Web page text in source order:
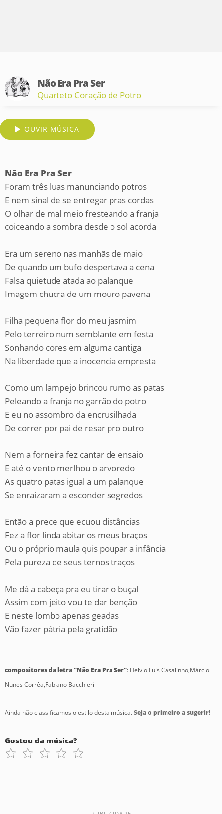
Não Era Pra Ser
Quarteto Coração de Potro
OUVIR MÚSICA
Não Era Pra Ser
Foram três luas manunciando potros
E nem sinal de se entregar pras cordas
O olhar de mal meio fresteando a franja
coiceando a sombra desde o sol acorda
Era um sereno nas manhãs de maio
De quando um bufo despertava a cena
Falsa quietude atada ao palanque
Imagem chucra de um mouro pavena
Filha pequena flor do meu jasmim
Pelo terreiro num semblante em festa
Sonhando cores em alguma cantiga
Na liberdade que a inocencia empresta
Como um lampejo brincou rumo as patas
Peleando a franja no garrão do potro
E eu no assombro da encrusilhada
De correr por pai de resar pro outro
Nem a forneira fez cantar de ensaio
E até o vento merlhou o arvoredo
As quatro patas igual a um palanque
Se enraizaram a esconder segredos
Então a prece que ecuou distâncias
Fez a flor linda abitar os meus braços
Ou o próprio maula quis poupar a infância
Pela pureza de seus ternos traços
Me dá a cabeça pra eu tirar o buçal
Assim com jeito vou te dar benção
E neste lombo apenas geadas
Vão fazer pátria pela gratidão
compositores da letra "Não Era Pra Ser": Helvio Luis Casalinho,Márcio
Nunes Corrêa,Fabiano Bacchieri
Ainda não classificamos o estilo desta música.Seja o primeiro a sugerir!
Gostou da música?